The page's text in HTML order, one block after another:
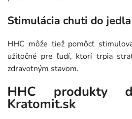
Stimulácia chuti do jedla
HHC môže tiež pomôcť
užitočné pre ľudí, ktorí trpia
zdravotným stavom.
HHC produkty
Kratomit.sk